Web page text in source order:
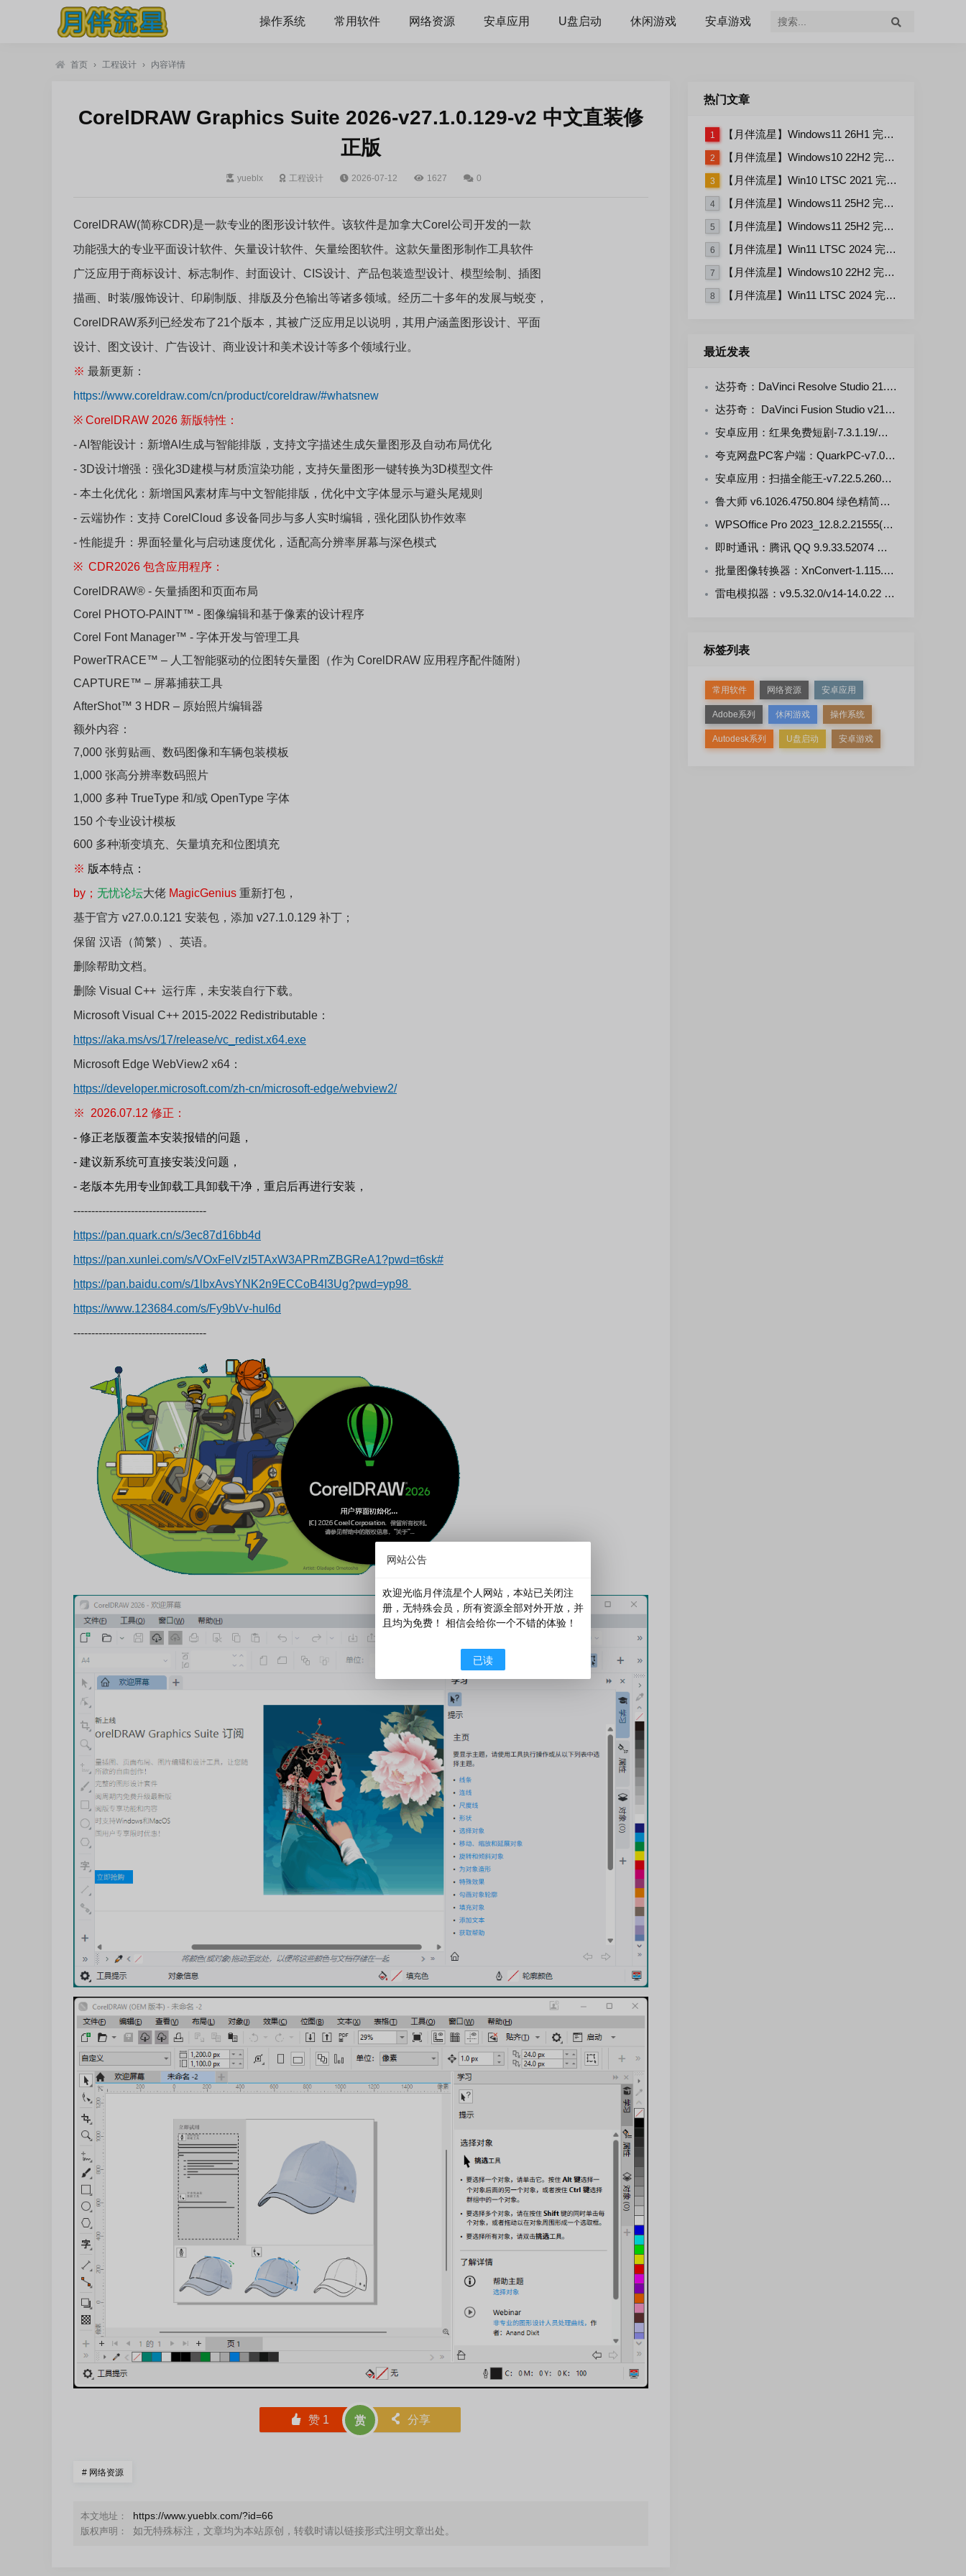
操作系统 常用软件 网络资源 安卓应用 U盘启动 休闲游戏 安卓游戏
首页 › 工程设计 › 内容详情
CorelDRAW Graphics Suite 2026-v27.1.0.129-v2 中文直装修
正版
yueblx 工程设计 2026-07-12 1627 0
CorelDRAW(简称CDR)是一款专业的图形设计软件。该软件是加拿大Corel公司开发的一款
功能强大的专业平面设计软件、矢量设计软件、矢量绘图软件。这款矢量图形制作工具软件
广泛应用于商标设计、标志制作、封面设计、CIS设计、产品包装造型设计、模型绘制、插图
描画、时装/服饰设计、印刷制版、排版及分色输出等诸多领域。经历二十多年的发展与蜕变，
CorelDRAW系列已经发布了21个版本，其被广泛应用足以说明，其用户涵盖图形设计、平面
设计、图文设计、广告设计、商业设计和美术设计等多个领域行业。
※ 最新更新：
https://www.coreldraw.com/cn/product/coreldraw/#whatsnew
※ CorelDRAW 2026 新版特性：
- AI智能设计：新增AI生成与智能排版，支持文字描述生成矢量图形及自动布局优化
- 3D设计增强：强化3D建模与材质渲染功能，支持矢量图形一键转换为3D模型文件
- 本土化优化：新增国风素材库与中文智能排版，优化中文字体显示与避头尾规则
- 云端协作：支持 CorelCloud 多设备同步与多人实时编辑，强化团队协作效率
- 性能提升：界面轻量化与启动速度优化，适配高分辨率屏幕与深色模式
※ CDR2026 包含应用程序：
CorelDRAW® - 矢量插图和页面布局
Corel PHOTO-PAINT™ - 图像编辑和基于像素的设计程序
Corel Font Manager™ - 字体开发与管理工具
PowerTRACE™ – 人工智能驱动的位图转矢量图（作为 CorelDRAW 应用程序配件随附）
CAPTURE™ – 屏幕捕获工具
AfterShot™ 3 HDR – 原始照片编辑器
额外内容：
7,000 张剪贴画、数码图像和车辆包装模板
1,000 张高分辨率数码照片
1,000 多种 TrueType 和/或 OpenType 字体
150 个专业设计模板
600 多种渐变填充、矢量填充和位图填充
※ 版本特点：
by； 无忧论坛大佬 MagicGenius 重新打包，
基于官方 v27.0.0.121 安装包，添加 v27.1.0.129 补丁；
保留 汉语（简繁）、英语。
删除帮助文档。
删除 Visual C++ 运行库，未安装自行下载。
Microsoft Visual C++ 2015-2022 Redistributable：
https://aka.ms/vs/17/release/vc_redist.x64.exe
Microsoft Edge WebView2 x64：
https://developer.microsoft.com/zh-cn/microsoft-edge/webview2/
※ 2026.07.12 修正：
- 修正老版覆盖本安装报错的问题，
- 建议新系统可直接安装没问题，
- 老版本先用专业卸载工具卸载干净，重启后再进行安装，
-------------------------------------
https://pan.quark.cn/s/3ec87d16bb4d
https://pan.xunlei.com/s/VOxFelVzI5TAxW3APRmZBGReA1?pwd=t6sk#
https://pan.baidu.com/s/1lbxAvsYNK2n9ECCoB4I3Ug?pwd=yp98
https://www.123684.com/s/Fy9bVv-huI6d
-------------------------------------
󰄼 赞 1 赏 󰄯 分享
# 网络资源
本文地址： https://www.yueblx.com/?id=66
版权声明： 如无特殊标注，文章均为本站原创，转载时请以链接形式注明文章出处。
热门文章
1 【月伴流星】Windows11 26H1 完整+适量精简多合一安装版2026.07
2 【月伴流星】Windows10 22H2 完整+适量精简多合一安装版2026.06
3 【月伴流星】Win10 LTSC 2021 完整+适量精简多合一安装版2026.03
4 【月伴流星】Windows11 25H2 完整+适量精简多合一安装版2026.06
5 【月伴流星】Windows11 25H2 完整+适量精简多合一安装版2026.08
6 【月伴流星】Win11 LTSC 2024 完整+适量精简多合一安装版2026.06
7 【月伴流星】Windows10 22H2 完整+适量精简多合一安装版2026.08
8 【月伴流星】Win11 LTSC 2024 完整+适量精简多合一安装版2026.08
最近发表
达芬奇：DaVinci Resolve Studio 21.0.4.5--KpoJIuK 多语言直装版
达芬奇： DaVinci Fusion Studio v21.0.4.4-KpoJluK 多语言直装版
安卓应用：红果免费短剧-7.3.1.19/漫剧-7.3.1.33 解锁VIP会员版
夸克网盘PC客户端：QuarkPC-v7.0.7.768 去更新绿色版
安卓应用：扫描全能王-v7.22.5.2607250000-VIP 解锁版
鲁大师 v6.1026.4750.804 绿色精简单文件版
WPSOffice Pro 2023_12.8.2.21555(20260806) 雨糖科技特别版
即时通讯：腾讯 QQ 9.9.33.52074 官方正式版
批量图像转换器：XnConvert-1.115.0.0 多语言免费版
雷电模拟器：v9.5.32.0/v14-14.0.22 去广告绿色版
标签列表
常用软件 网络资源 安卓应用
Adobe系列 休闲游戏 操作系统
Autodesk系列 U盘启动 安卓游戏
网站公告
欢迎光临月伴流星个人网站，本站已关闭注
册，无特殊会员，所有资源全部对外开放，并
且均为免费！ 相信会给你一个不错的体验！
已读